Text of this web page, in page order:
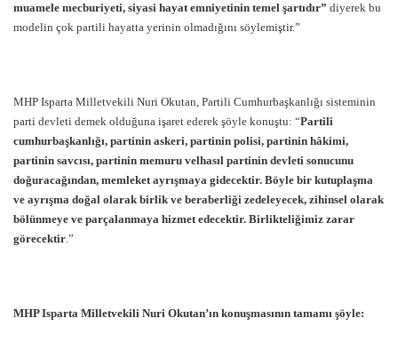
muamele mecburiyeti, siyasi hayat emniyetinin temel şartıdır” diyerek bu
modelin çok partili hayatta yerinin olmadığını söylemiştir.”
MHP Isparta Milletvekili Nuri Okutan, Partili Cumhurbaşkanlığı sisteminin
parti devleti demek olduğuna işaret ederek şöyle konuştu: “Partili
cumhurbaşkanlığı, partinin askeri, partinin polisi, partinin hâkimi,
partinin savcısı, partinin memuru velhasıl partinin devleti sonucunu
doğuracağından, memleket ayrışmaya gidecektir. Böyle bir kutuplaşma
ve ayrışma doğal olarak birlik ve beraberliği zedeleyecek, zihinsel olarak
bölünmeye ve parçalanmaya hizmet edecektir. Birlikteliğimiz zarar
görecektir.”
MHP Isparta Milletvekili Nuri Okutan’ın konuşmasının tamamı şöyle: